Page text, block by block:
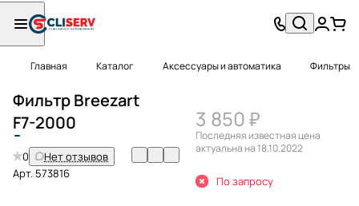
Главная Каталог Аксессуары и автоматика Фильтры
Фильтр Breezart
F7-2000
0
Нет отзывов
Арт. 573816
3 850 ₽
Последняя известная цена
актуальна на 18.10.2022
По запросу